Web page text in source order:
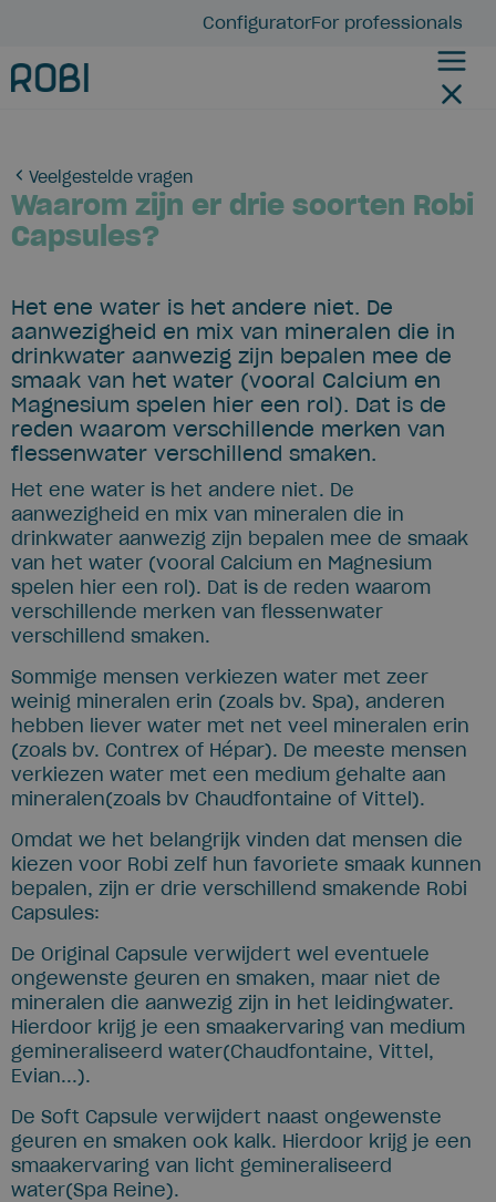
ConfiguratorFor professionals
Veelgestelde vragen
Waarom zijn er drie soorten Robi
Capsules?
Het ene water is het andere niet. De
aanwezigheid en mix van mineralen die in
drinkwater aanwezig zijn bepalen mee de
smaak van het water (vooral Calcium en
Magnesium spelen hier een rol). Dat is de
reden waarom verschillende merken van
flessenwater verschillend smaken.
Het ene water is het andere niet. De
aanwezigheid en mix van mineralen die in
drinkwater aanwezig zijn bepalen mee de smaak
van het water (vooral Calcium en Magnesium
spelen hier een rol). Dat is de reden waarom
verschillende merken van flessenwater
verschillend smaken.
Sommige mensen verkiezen water met zeer
weinig mineralen erin (zoals bv. Spa), anderen
hebben liever water met net veel mineralen erin
(zoals bv. Contrex of Hépar). De meeste mensen
verkiezen water met een medium gehalte aan
mineralen(zoals bv Chaudfontaine of Vittel).
Omdat we het belangrijk vinden dat mensen die
kiezen voor Robi zelf hun favoriete smaak kunnen
bepalen, zijn er drie verschillend smakende Robi
Capsules:
De Original Capsule verwijdert wel eventuele
ongewenste geuren en smaken, maar niet de
mineralen die aanwezig zijn in het leidingwater.
Hierdoor krijg je een smaakervaring van medium
gemineraliseerd water(Chaudfontaine, Vittel,
Evian...).
De Soft Capsule verwijdert naast ongewenste
geuren en smaken ook kalk. Hierdoor krijg je een
smaakervaring van licht gemineraliseerd
water(Spa Reine).